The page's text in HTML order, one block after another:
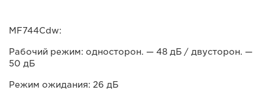
MF744Cdw:
Рабочий режим: односторон. — 48 дБ / двусторон. —
50 дБ
Режим ожидания: 26 дБ